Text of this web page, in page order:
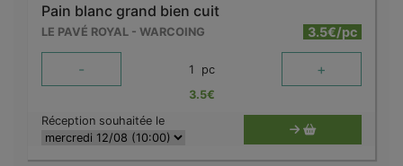
Pain blanc grand bien cuit
LE PAVÉ ROYAL - WARCOING 3.5€/pc
- 1 pc +
3.5€
Réception souhaitée le